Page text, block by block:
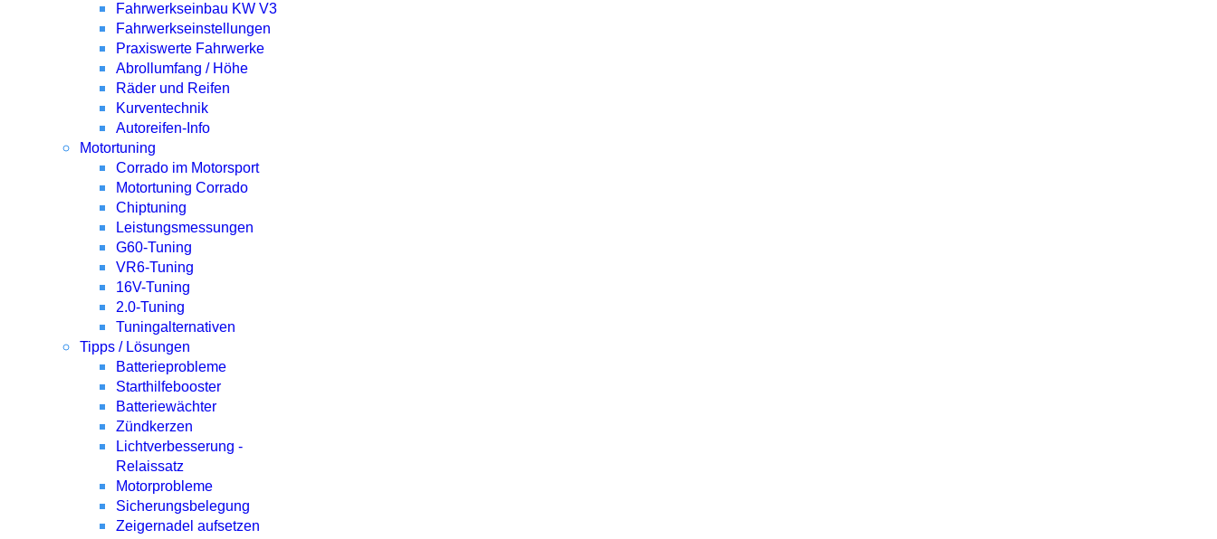
Fahrwerkseinbau KW V3
Fahrwerkseinstellungen
Praxiswerte Fahrwerke
Abrollumfang / Höhe
Räder und Reifen
Kurventechnik
Autoreifen-Info
Motortuning
Corrado im Motorsport
Motortuning Corrado
Chiptuning
Leistungsmessungen
G60-Tuning
VR6-Tuning
16V-Tuning
2.0-Tuning
Tuningalternativen
Tipps / Lösungen
Batterieprobleme
Starthilfebooster
Batteriewächter
Zündkerzen
Lichtverbesserung -
Relaissatz
Motorprobleme
Sicherungsbelegung
Zeigernadel aufsetzen